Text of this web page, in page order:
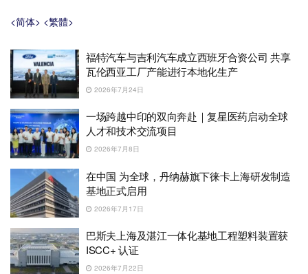
<简体> <繁體>
福特汽车与吉利汽车成立西班牙合资公司 共享
瓦伦西亚工厂产能进行本地化生产
2026年7月24日
一场跨越中印的双向奔赴｜复星医药启动全球
人才和技术交流项目
2026年7月8日
在中国 为全球，丹纳赫旗下徕卡上海研发制造
基地正式启用
2026年7月17日
巴斯夫上海及湛江一体化基地工程塑料装置获
ISCC+ 认证
2026年7月22日